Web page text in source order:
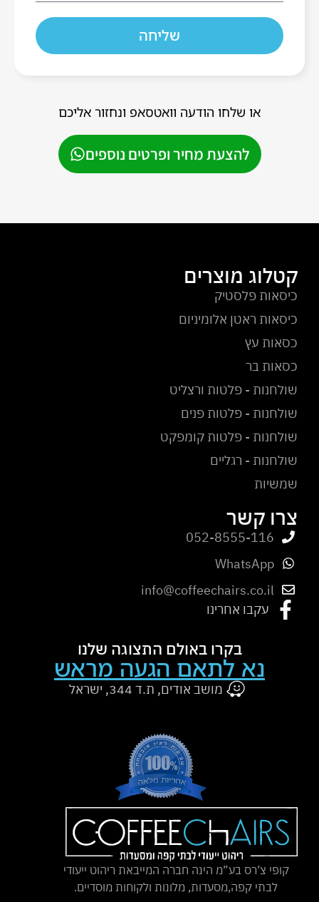
שליחה
או שלחו הודעה וואטסאפ ונחזור אליכם
להצעת מחיר ופרטים נוספים
קופי צ’רס בע”מ הינה חברה המייבאת ריהוט ייעודי
לבתי קפה,מסעדות, מלונות ולקוחות מוסדיים.
קטלוג מוצרים
כיסאות פלסטיק
כיסאות ראטן אלומיניום
כסאות עץ
כסאות בר
שולחנות - פלטות ורצליט
שולחנות - פלטות פנים
שולחנות - פלטות קומפקט
שולחנות - רגליים
שמשיות
צרו קשר
052-8555-116
WhatsApp
info@coffeechairs.co.il
עקבו אחרינו
בקרו באולם התצוגה שלנו
נא לתאם הגעה מראש
מושב אודים, ת.ד 344, ישראל